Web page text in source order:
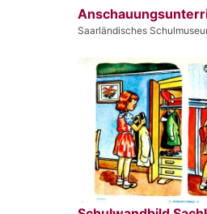
Saarländisches